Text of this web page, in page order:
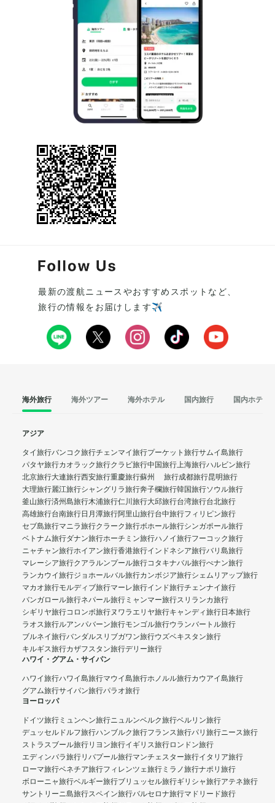
最新の渡航ニュースやおすすめスポットなど、
旅行の情報をお届けします✈️
海外旅行 海外ツアー 海外ホテル 国内旅行 国内ホテル
アジア
タイ旅行バンコク旅行チェンマイ旅行プーケット旅行サムイ島旅行
パタヤ旅行カオラック旅行クラビ旅行中国旅行上海旅行ハルビン旅行
北京旅行大連旅行西安旅行重慶旅行蘇州 旅行成都旅行昆明旅行
大理旅行麗江旅行シャングリラ旅行奔子欄旅行韓国旅行ソウル旅行
釜山旅行済州島旅行木浦旅行仁川旅行大邱旅行台湾旅行台北旅行
高雄旅行台南旅行日月潭旅行阿里山旅行台中旅行フィリピン旅行
セブ島旅行マニラ旅行クラーク旅行ボホール旅行シンガポール旅行
ベトナム旅行ダナン旅行ホーチミン旅行ハノイ旅行フーコック旅行
ニャチャン旅行ホイアン旅行香港旅行インドネシア旅行バリ島旅行
マレーシア旅行クアラルンプール旅行コタキナバル旅行ぺナン旅行
ランカウイ旅行ジョホールバル旅行カンボジア旅行シェムリアップ旅行
マカオ旅行モルディブ旅行マーレ旅行インド旅行チェンナイ旅行
バンガロール旅行ネパール旅行 ミャンマー旅行スリランカ旅行
シギリヤ旅行コロンボ旅行ヌワラエリヤ旅行キャンディ旅行日本旅行
ラオス旅行ルアンパバーン旅行モンゴル旅行ウランバートル旅行
ブルネイ旅行バンダルスリブガワン旅行ウズベキスタン旅行
キルギス旅行カザフスタン旅行デリー旅行
ハワイ・グアム・サイパン
ハワイ旅行ハワイ島旅行マウイ島旅行ホノルル旅行カウアイ島旅行
グアム旅行サイパン旅行パラオ旅行
ヨーロッパ
ドイツ旅行 ミュンヘン旅行ニュルンベルク旅行ベルリン旅行
デュッセルドルフ旅行ハンブルク旅行フランス旅行パリ旅行ニース旅行
ストラスブール旅行リヨン旅行イギリス旅行ロンドン旅行
エディンバラ旅行リバプール旅行マンチェスター旅行イタリア旅行
ローマ旅行ベネチア旅行フィレンツェ旅行 ミラノ旅行ナポリ旅行
ボローニャ旅行ベルギー旅行ブリュッセル旅行ギリシャ旅行アテネ旅行
サントリーニ島旅行スペイン旅行バルセロナ旅行マドリード旅行